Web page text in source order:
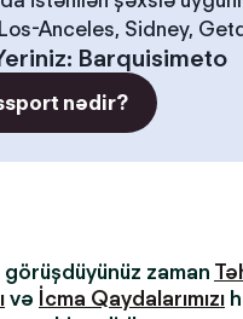
Anceles, Sidney,
: Barquisimeto
nədir?
görüşdüyünüz zaman
və İcma Qaydalarımızı